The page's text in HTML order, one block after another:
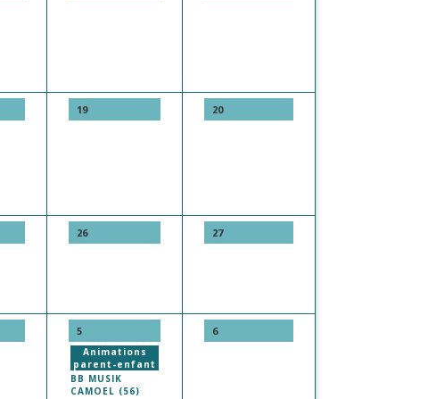
19 20
26 27
5
Animations
parent-enfant
BB MUSIK
CAMOEL (56)
6